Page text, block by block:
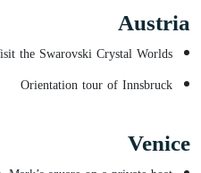
Austria
the Swarovski Crystal Worlds
Orientation tour of Innsbruck
Venice